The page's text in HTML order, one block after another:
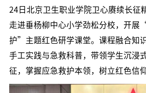
24日北京卫生职业学院卫心赓续长征
走进垂杨柳中心小学劲松分校，开展
护”主题红色研学课堂。课程融合知
手工实践与急救科普，带领学生沉浸
征，掌握应急救护本领，树立红色信